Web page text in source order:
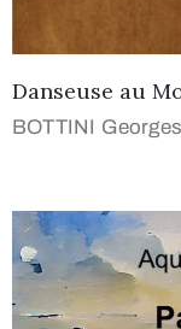
Danseuse au
BOTTINI